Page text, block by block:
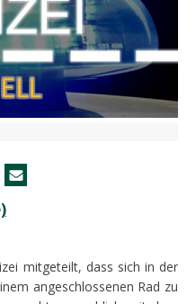
mitgeteilt, dass sich in der
angeschlossenen Rad zu